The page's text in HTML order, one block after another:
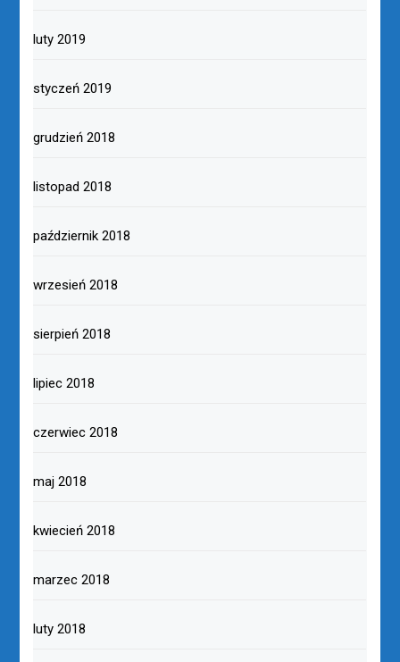
luty 2019
styczeń 2019
grudzień 2018
listopad 2018
październik 2018
wrzesień 2018
sierpień 2018
lipiec 2018
czerwiec 2018
maj 2018
kwiecień 2018
marzec 2018
luty 2018